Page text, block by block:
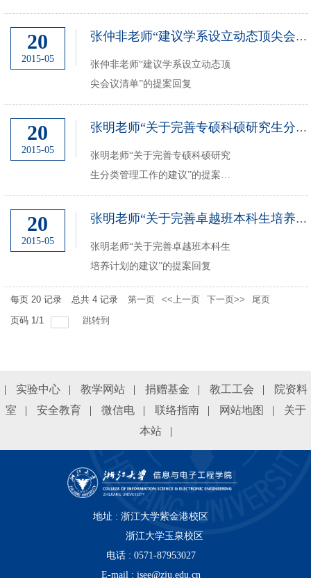
案回复
20
2015-05
张仲非老师“建议学系设立动态顶尖会议清单”的提案回复
张仲非老师“建议学系设立动态顶
尖会议清单”的提案回复
20
2015-05
张明老师“关于完善专硕科硕研究生分类管理工作的建议”的提案回复
张明老师“关于完善专硕科硕研究
生分类管理工作的建议”的提案回
复
20
2015-05
张明老师“关于完善卓越班本科生培养计划的建议”的提案回复
张明老师“关于完善卓越班本科生
培养计划的建议”的提案回复
每页 20记录 总共 4记录 第一页 <<上一页 下一页>>
尾页
页码 1/1 跳转到
| 实验中心 | 教学网站 | 捐赠基金 | 教工工会 |
院资料
室
| 安全教育 | 微信电 | 联络指南 | 网站地图 |
关于
本站
|
地址 : 浙江大学紫金港校区
浙江大学玉泉校区
电话 : 0571-87953027
E-mail : isee@zju.edu.cn